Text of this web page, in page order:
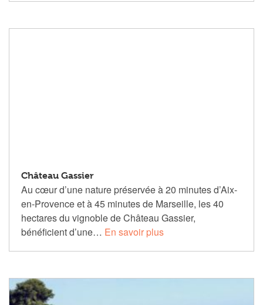
Château Gassier
Au cœur d’une nature préservée à 20 minutes d’Aix-
en-Provence et à 45 minutes de Marseille, les 40
hectares du vignoble de Château Gassier,
bénéficient d’une… En savoir plus